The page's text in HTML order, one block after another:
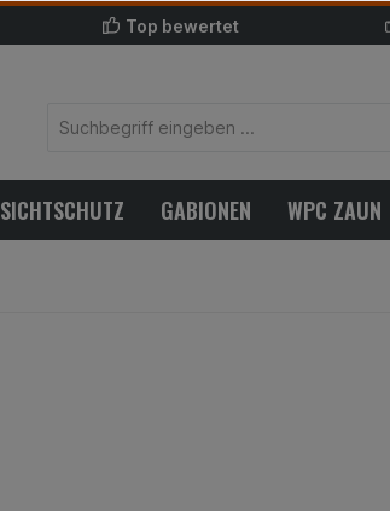
Top bewertet
SICHTSCHUTZ GABIONEN WPC ZAUN